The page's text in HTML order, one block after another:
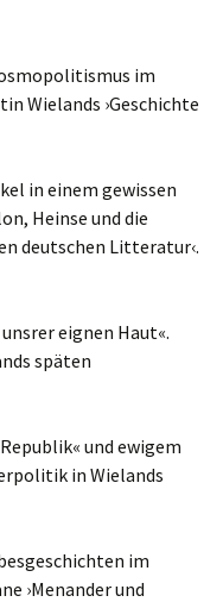
im
Wielands ›Geschichte
in einem gewissen
Heinse und die
deutschen Litteratur‹.
eignen Haut«.
späten
und ewigem
in Wielands
im
›Menander und